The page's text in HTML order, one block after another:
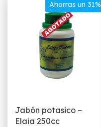
Ahorras un 31%
Jabón potasico –
Elaia 250cc